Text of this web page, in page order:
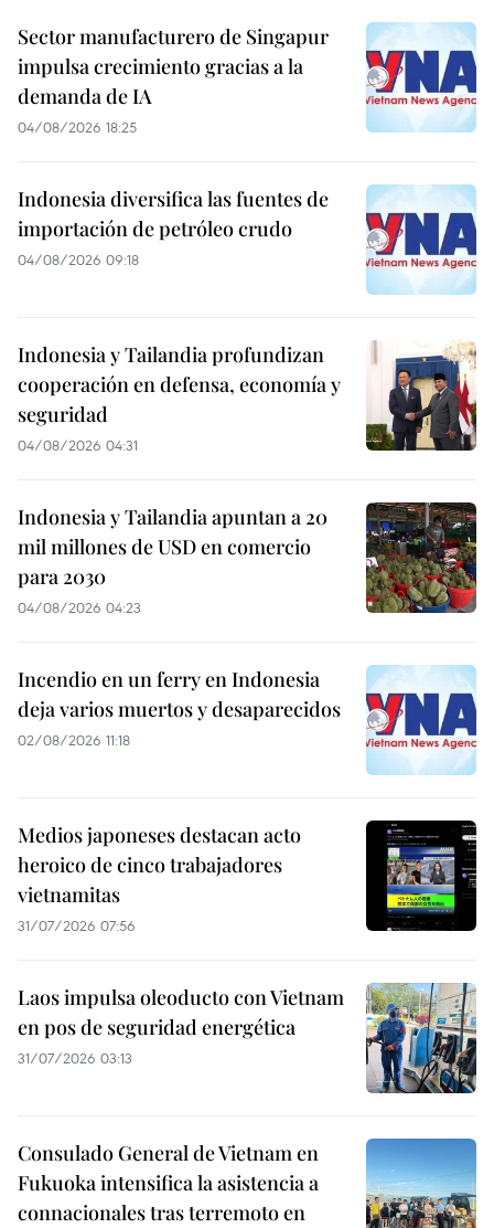
Sector manufacturero de Singapur
impulsa crecimiento gracias a la
demanda de IA
04/08/2026 18:25
Indonesia diversifica las fuentes de
importación de petróleo crudo
04/08/2026 09:18
Indonesia y Tailandia profundizan
cooperación en defensa, economía y
seguridad
04/08/2026 04:31
Indonesia y Tailandia apuntan a 20
mil millones de USD en comercio
para 2030
04/08/2026 04:23
Incendio en un ferry en Indonesia
deja varios muertos y desaparecidos
02/08/2026 11:18
Medios japoneses destacan acto
heroico de cinco trabajadores
vietnamitas
31/07/2026 07:56
Laos impulsa oleoducto con Vietnam
en pos de seguridad energética
31/07/2026 03:13
Consulado General de Vietnam en
Fukuoka intensifica la asistencia a
connacionales tras terremoto en